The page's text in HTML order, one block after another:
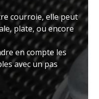
courroie, elle peut
plate, ou encore
en compte les
avec un pas